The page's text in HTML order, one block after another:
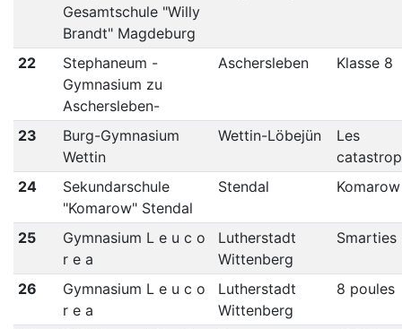
Gesamtschule "Willy
Brandt" Magdeburg
22
Stephaneum -
Gymnasium zu
Aschersleben-
Aschersleben Klasse 8
23
Burg-Gymnasium
Wettin
Wettin-Löbejün
Les
24
Sekundarschule
"Komarow" Stendal
Stendal
25
Gymnasium L e u c o
r e a
Lutherstadt
Wittenberg
Smarties
26
Gymnasium L e u c o
r e a
Lutherstadt
Wittenberg
8 poules